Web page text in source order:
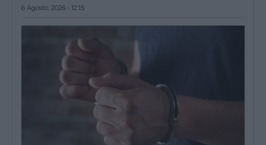
6 Agosto, 2026 - 12:15